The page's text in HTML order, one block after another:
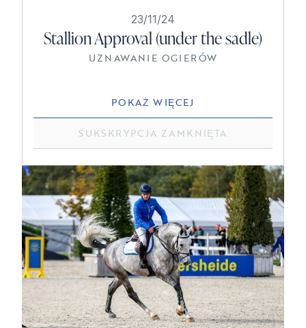
23/11/24
Stallion Approval (under the sadle)
UZNAWANIE OGIERÓW
POKAŻ WIĘCEJ
SUKSKRYPCJA ZAMKNIĘTA